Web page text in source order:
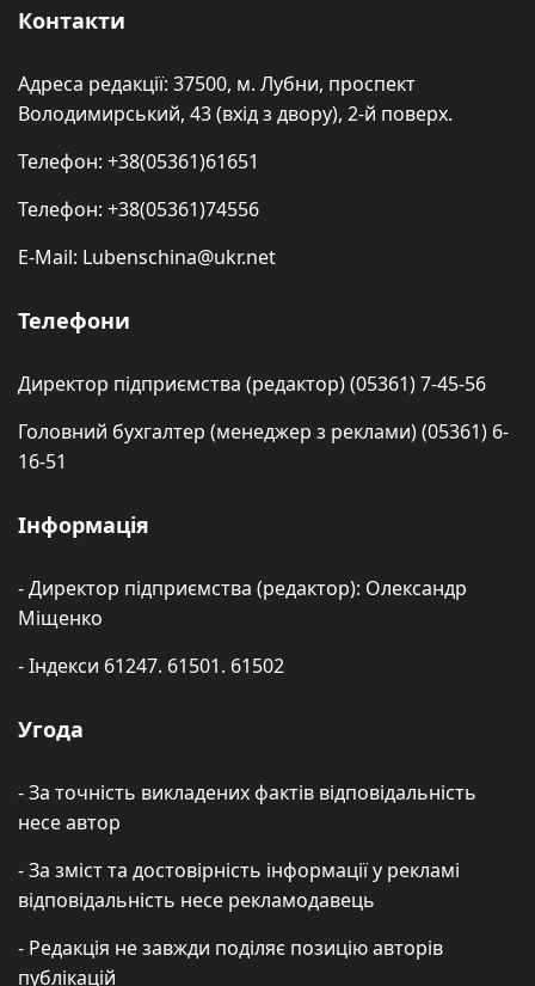
Контакти
Адреса редакції: 37500, м. Лубни, проспект
Володимирський, 43 (вхід з двору), 2-й поверх.
Телефон: +38(05361)61651
Телефон: +38(05361)74556
E-Mail: Lubenschina@ukr.net
Телефони
Директор підприємства (редактор) (05361) 7-45-56
Головний бухгалтер (менеджер з реклами) (05361) 6-
16-51
Інформація
- Директор підприємства (редактор): Олександр
Міщенко
- Індекси 61247. 61501. 61502
Угода
- За точність викладених фактів відповідальність
несе автор
- За зміст та достовірність інформації у рекламі
відповідальність несе рекламодавець
- Редакція не завжди поділяє позицію авторів
публікацій